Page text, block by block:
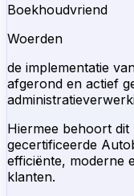
Boekhoudvriend
Woerden
de implementatie
afgerond en actief
Hiermee behoort
gecertificeerde
efficiënte, moderne
klanten.